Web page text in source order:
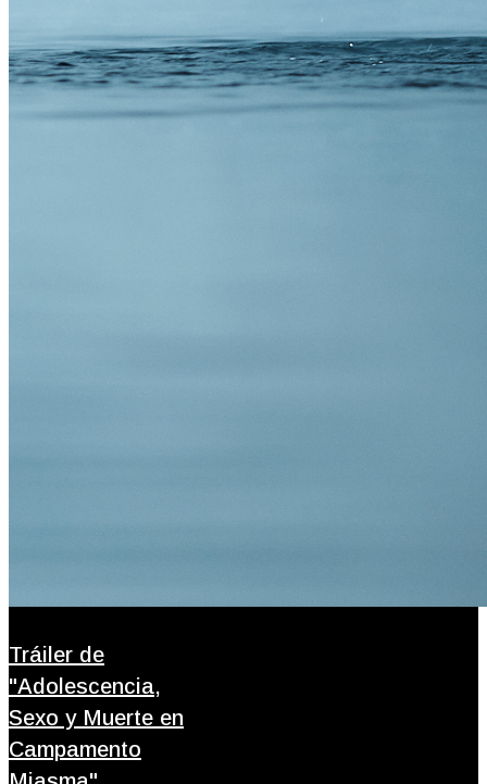
Tráiler de
"Adolescencia,
Sexo y Muerte en
Campamento